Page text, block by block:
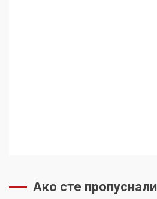
Ако сте пропуснали